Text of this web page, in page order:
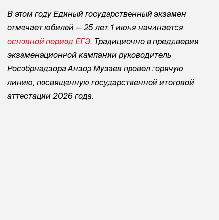
В этом году Единый государственный экзамен
отмечает юбилей — 25 лет. 1 июня начинается
основной период ЕГЭ. Традиционно в преддверии
экзаменационной кампании руководитель
Рособрнадзора Анзор Музаев провел горячую
линию, посвященную государственной итоговой
аттестации 2026 года.